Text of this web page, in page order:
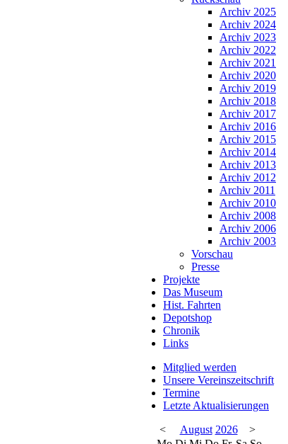
Archiv 2025
Archiv 2024
Archiv 2023
Archiv 2022
Archiv 2021
Archiv 2020
Archiv 2019
Archiv 2018
Archiv 2017
Archiv 2016
Archiv 2015
Archiv 2014
Archiv 2013
Archiv 2012
Archiv 2011
Archiv 2010
Archiv 2008
Archiv 2006
Archiv 2003
Vorschau
Presse
Projekte
Das Museum
Hist. Fahrten
Depotshop
Chronik
Links
Mitglied werden
Unsere Vereinszeitschrift
Termine
Letzte Aktualisierungen
<
August 2026
>